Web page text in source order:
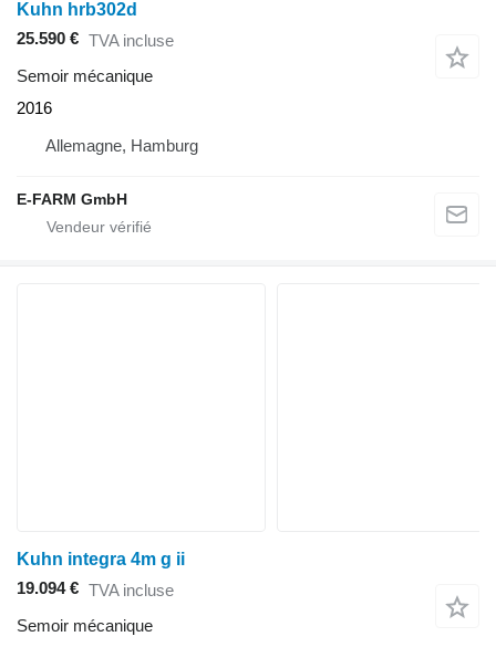
Kuhn hrb302d
25.590 € TVA incluse
Semoir mécanique
2016
Allemagne, Hamburg
E-FARM GmbH
Kuhn integra 4m g ii
19.094 € TVA incluse
Semoir mécanique